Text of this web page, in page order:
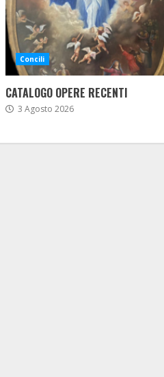
Concili
CATALOGO OPERE RECENTI
3 Agosto 2026